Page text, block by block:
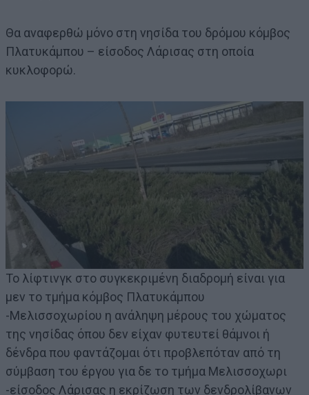
Θα αναφερθώ μόνο στη νησίδα του δρόμου κόμβος
Πλατυκάμπου – είσοδος Λάρισας στη οποία
κυκλοφορώ.
Το λίφτινγκ στο συγκεκριμένη διαδρομή είναι για
μεν το τμήμα κόμβος Πλατυκάμπου
-Μελισσοχωρίου η ανάληψη μέρους του χώματος
της νησίδας όπου δεν είχαν φυτευτεί θάμνοι ή
δένδρα που φαντάζομαι ότι προβλεπόταν από τη
σύμβαση του έργου για δε το τμήμα Μελισσοχωρι
-είσοδος Λάρισας η εκρίζωση των δενδρολίβανων